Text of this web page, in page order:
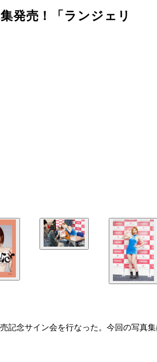
発売！「ランジェリ
念サイン会を行なった。今回の写真